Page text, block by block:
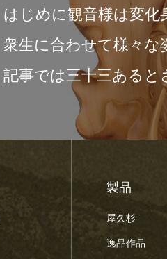
はじめに観音様は変化
衆生に合わせて様々
記事では三十三あると
もスタンダ…
製品
屋久杉
逸品作品